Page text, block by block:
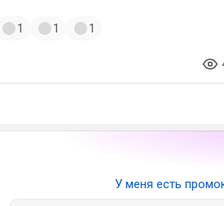
1 1 1
У меня есть